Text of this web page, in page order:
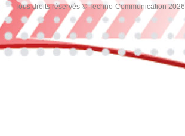
Tous droits réservés © Techno-Communication 2026